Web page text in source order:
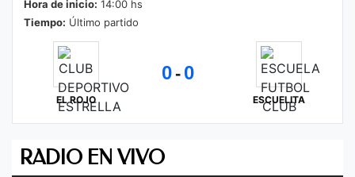
Hora de inicio: 14:00 hs
Tiempo: Último partido
EL ROJO
0- 0
ESCUELITA
RADIO EN VIVO